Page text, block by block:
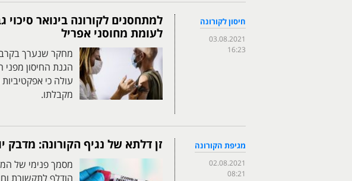
חיסון לקורונה
03.08.2021
16:23
לעומת מחוסני אפריל
מחקר שנערך בקרב
הגנת החיסון
עולה כי
מקבלתו.
מגיפת הקורונה
02.08.2021
08:21
זן דלתא של נגיף הקורונה: מדבק
מסמך פנימי של